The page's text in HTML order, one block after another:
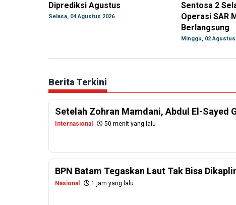
Diprediksi Agustus
Selasa, 04 Agustus 2026
Sentosa 2
Operasi SAR
Berlangsung
Minggu, 02 Agustus
Berita Terkini
Setelah Zohran Mamdani, Abdul El-Sayed
Internasional 50 menit yang lalu
BPN Batam Tegaskan Laut Tak Bisa
Nasional 1 jam yang lalu